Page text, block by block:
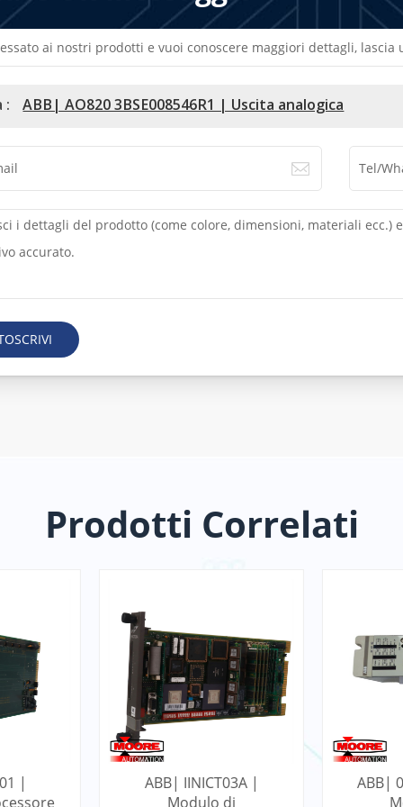
ai nostri prodotti e vuoi conoscere maggiori dettagli,
: ABB| AO820 3BSE008546R1 | Uscita analogica
Prodotti Correlati
|
ABB| IINICT03A |
Modulo di
ABB|